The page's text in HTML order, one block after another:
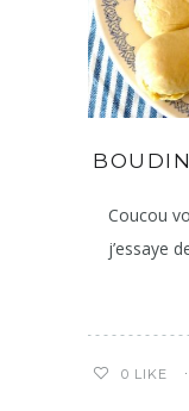
Coucou
j’essaye
0 LIKE